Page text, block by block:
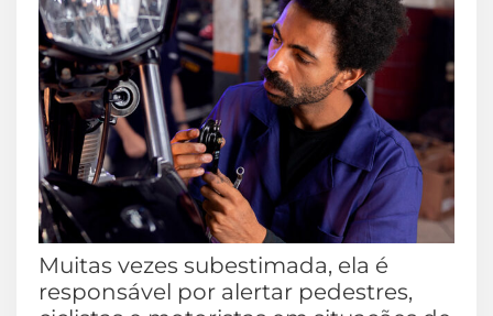
Muitas vezes subestimada, ela é
responsável por alertar pedestres,